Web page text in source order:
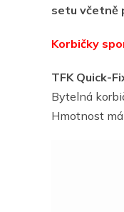
setu včetně
Korbičky
TFK Quick-
Bytelná
Hmotnost